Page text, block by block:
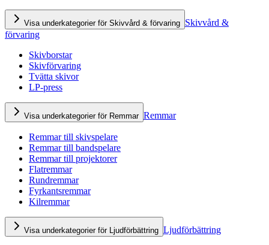
Visa underkategorier för Skivvård & förvaring Skivvård &
förvaring
Skivborstar
Skivförvaring
Tvätta skivor
LP-press
Visa underkategorier för Remmar Remmar
Remmar till skivspelare
Remmar till bandspelare
Remmar till projektorer
Flatremmar
Rundremmar
Fyrkantsremmar
Kilremmar
Visa underkategorier för Ljudförbättring Ljudförbättring